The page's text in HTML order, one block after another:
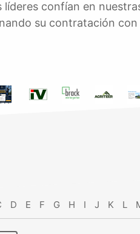
líderes confían en
su contratación
D E F G H I J K L